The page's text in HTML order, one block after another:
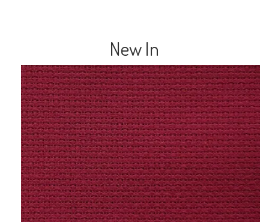
New In